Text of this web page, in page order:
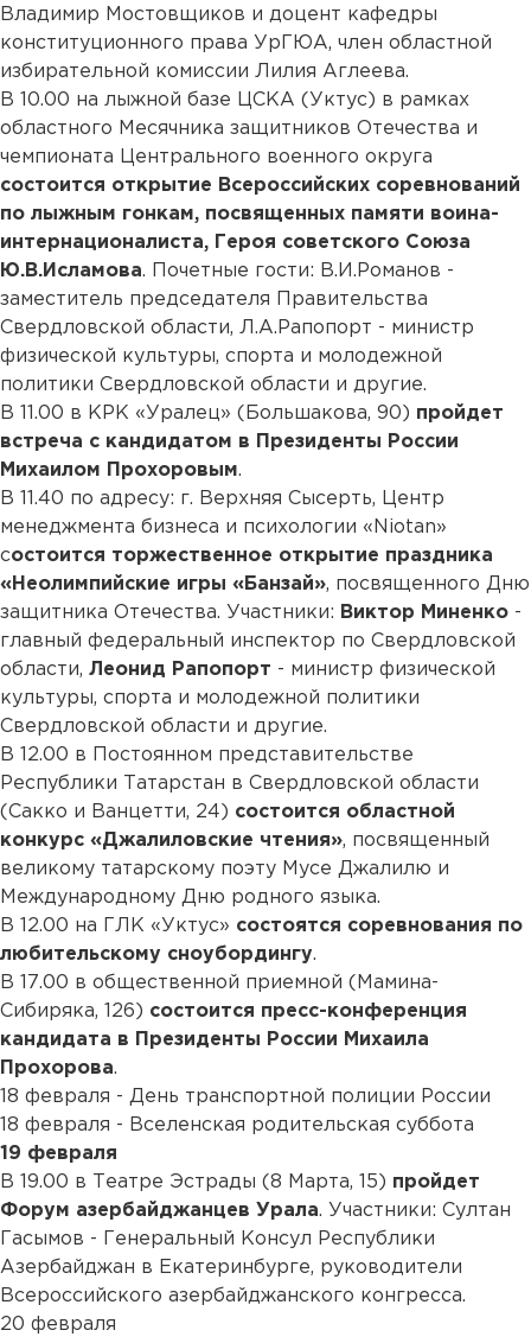
Владимир Мостовщиков и доцент кафедры
конституционного права УрГЮА, член областной
избирательной комиссии Лилия Аглеева.
В 10.00 на лыжной базе ЦСКА (Уктус) в рамках
областного Месячника защитников Отечества и
чемпионата Центрального военного округа
состоится открытие Всероссийских соревнований
по лыжным гонкам, посвященных памяти воина-
интернационалиста, Героя советского Союза
Ю.В.Исламова. Почетные гости: В.И.Романов -
заместитель председателя Правительства
Свердловской области, Л.А.Рапопорт - министр
физической культуры, спорта и молодежной
политики Свердловской области и другие.
В 11.00 в КРК «Уралец» (Большакова, 90) пройдет
встреча с кандидатом в Президенты России
Михаилом Прохоровым.
В 11.40 по адресу: г. Верхняя Сысерть, Центр
менеджмента бизнеса и психологии «Niotan»
состоится торжественное открытие праздника
«Неолимпийские игры «Банзай», посвященного Дню
защитника Отечества. Участники: Виктор Миненко -
главный федеральный инспектор по Свердловской
области, Леонид Рапопорт - министр физической
культуры, спорта и молодежной политики
Свердловской области и другие.
В 12.00 в Постоянном представительстве
Республики Татарстан в Свердловской области
(Сакко и Ванцетти, 24) состоится областной
конкурс «Джалиловские чтения», посвященный
великому татарскому поэту Мусе Джалилю и
Международному Дню родного языка.
В 12.00 на ГЛК «Уктус» состоятся соревнования по
любительскому сноубордингу.
В 17.00 в общественной приемной (Мамина-
Сибиряка, 126) состоится пресс-конференция
кандидата в Президенты России Михаила
Прохорова.
18 февраля - День транспортной полиции России
18 февраля - Вселенская родительская суббота
19 февраля
В 19.00 в Театре Эстрады (8 Марта, 15) пройдет
Форум азербайджанцев Урала. Участники: Султан
Гасымов - Генеральный Консул Республики
Азербайджан в Екатеринбурге, руководители
Всероссийского азербайджанского конгресса.
20 февраля